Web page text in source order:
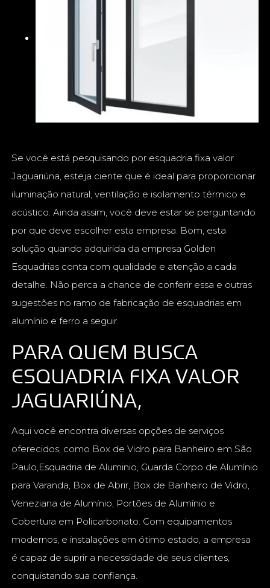
Se você está pesquisando por esquadria fixa valor
Jaguariúna, esteja ciente que é ideal para proporcionar
iluminação natural, ventilação e isolamento térmico e
acústico. Ainda assim, você deve estar se perguntando
por que deve escolher esta empresa. Bom, esta
solução quando adquirida da empresa Golden
Esquadrias conta com qualidade e atenção a cada
detalhe. Não perca a chance de conferir essa e outras
sugestões no ramo de fabricação de esquadrias em
alumínio e ferro a seguir.
PARA QUEM BUSCA
ESQUADRIA FIXA VALOR
JAGUARIÚNA,
Aqui você encontra diversas opções de serviços
oferecidos, como Box de Vidro para Banheiro em São
Paulo,Esquadria de Aluminio, Guarda Corpo de Alumínio
para Varanda, Box de Abrir, Box de Banheiro de Vidro,
Veneziana de Alumínio, Portões de Alumínio e
Cobertura em Policarbonato. Com equipamentos
modernos, e instalações em ótimo estado, a empresa
é capaz de suprir a necessidade de seus clientes,
conquistando sua confiança.